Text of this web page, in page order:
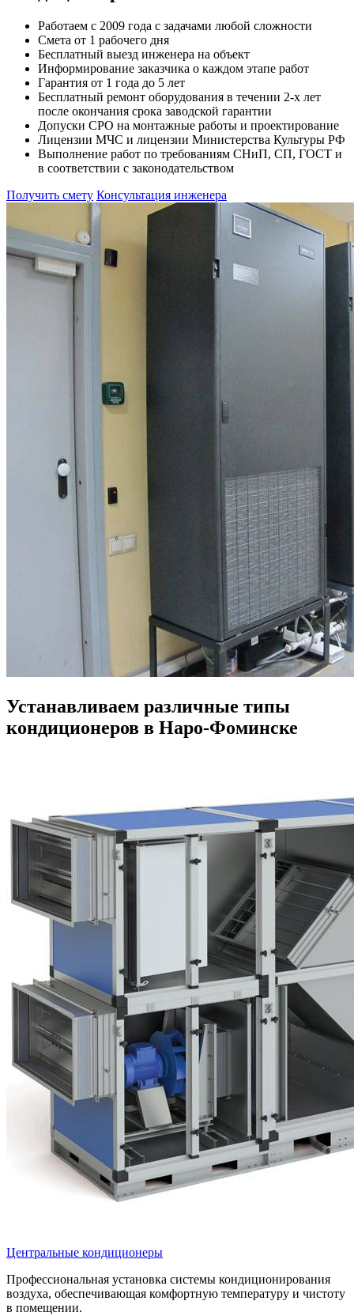
Работаем с 2009 года с задачами любой сложности
Смета от 1 рабочего дня
Бесплатный выезд инженера на объект
Информирование заказчика о каждом этапе работ
Гарантия от 1 года до 5 лет
Бесплатный ремонт оборудования в течении 2-х лет
после окончания срока заводской гарантии
Допуски СРО на монтажные работы и проектирование
Лицензии МЧС и лицензии Министерства Культуры РФ
Выполнение работ по требованиям СНиП, СП, ГОСТ и
в соответствии с законодательством
Получить смету Консультация инженера
Устанавливаем различные типы
кондиционеров в Наро-Фоминске
Центральные кондиционеры
Профессиональная установка системы кондиционирования
воздуха, обеспечивающая комфортную температуру и чистоту
в помещении.